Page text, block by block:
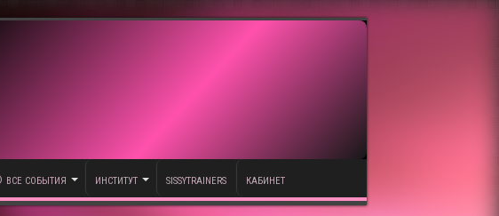
ВСЕ СОБЫТИЯ ИНСТИТУТ SISSYTRAINERS КАБИНЕТ